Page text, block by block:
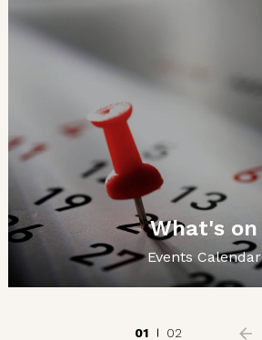
What's on
Events Calendar
01 02